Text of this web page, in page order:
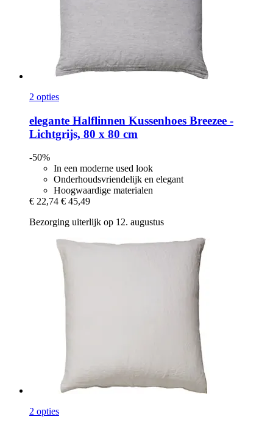
2 opties
elegante Halflinnen Kussenhoes Breezee -​
Lichtgrijs, 80 x 80 cm
-50%
In een moderne used look
Onderhoudsvriendelijk en elegant
Hoogwaardige materialen
€ 22,74 € 45,49
Bezorging uiterlijk op 12. augustus
2 opties